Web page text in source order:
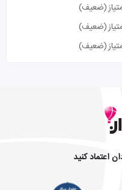
(ضعیف)
(ضعیف)
(ضعیف)
اعتماد کنید